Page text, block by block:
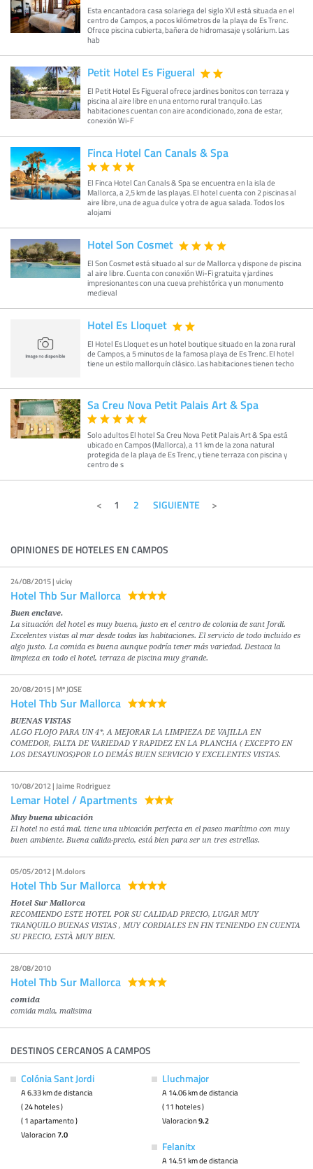
Esta encantadora casa solariega del siglo XVI está situada en el
centro de Campos, a pocos kilómetros de la playa de Es Trenc.
Ofrece piscina cubierta, bañera de hidromasaje y solárium. Las
hab
Petit Hotel Es Figueral
El Petit Hotel Es Figueral ofrece jardines bonitos con terraza y
piscina al aire libre en una entorno rural tranquilo. Las
habitaciones cuentan con aire acondicionado, zona de estar,
conexión Wi-F
Finca Hotel Can Canals & Spa
El Finca Hotel Can Canals & Spa se encuentra en la isla de
Mallorca, a 2,5 km de las playas. El hotel cuenta con 2 piscinas al
aire libre, una de agua dulce y otra de agua salada. Todos los
alojami
Hotel Son Cosmet
El Son Cosmet está situado al sur de Mallorca y dispone de piscina
al aire libre. Cuenta con conexión Wi-Fi gratuita y jardines
impresionantes con una cueva prehistórica y un monumento
medieval
Hotel Es Lloquet
El Hotel Es Lloquet es un hotel boutique situado en la zona rural
de Campos, a 5 minutos de la famosa playa de Es Trenc. El hotel
tiene un estilo mallorquín clásico. Las habitaciones tienen techo
Sa Creu Nova Petit Palais Art & Spa
Solo adultos El hotel Sa Creu Nova Petit Palais Art & Spa está
ubicado en Campos (Mallorca), a 11 km de la zona natural
protegida de la playa de Es Trenc, y tiene terraza con piscina y
centro de s
1 2 SIGUIENTE
OPINIONES DE HOTELES EN CAMPOS
24/08/2015 | vicky
Hotel Thb Sur Mallorca
Buen enclave.
La situación del hotel es muy buena, justo en el centro de colonia de sant Jordi.
Excelentes vistas al mar desde todas las habitaciones. El servicio de todo incluido es
algo justo. La comida es buena aunque podría tener más variedad. Destaca la
limpieza en todo el hotel, terraza de piscina muy grande.
20/08/2015 | Mº JOSE
Hotel Thb Sur Mallorca
BUENAS VISTAS
ALGO FLOJO PARA UN 4*, A MEJORAR LA LIMPIEZA DE VAJILLA EN
COMEDOR, FALTA DE VARIEDAD Y RAPIDEZ EN LA PLANCHA ( EXCEPTO EN
LOS DESAYUNOS)POR LO DEMÁS BUEN SERVICIO Y EXCELENTES VISTAS.
10/08/2012 | Jaime Rodriguez
Lemar Hotel / Apartments
Muy buena ubicación
El hotel no está mal, tiene una ubicación perfecta en el paseo marítimo con muy
buen ambiente. Buena calida-precio, está bien para ser un tres estrellas.
05/05/2012 | M.dolors
Hotel Thb Sur Mallorca
Hotel Sur Mallorca
RECOMIENDO ESTE HOTEL POR SU CALIDAD PRECIO, LUGAR MUY
TRANQUILO BUENAS VISTAS , MUY CORDIALES EN FIN TENIENDO EN CUENTA
SU PRECIO, ESTÀ MUY BIEN.
28/08/2010
Hotel Thb Sur Mallorca
comida
comida mala, malisima
DESTINOS CERCANOS A CAMPOS
Colónia Sant Jordi
A 6.33 km de distancia
( 24 hoteles )
( 1 apartamento )
Valoracion7.0
Lluchmajor
A 14.06 km de distancia
( 11 hoteles )
Valoracion9.2
Felanitx
A 14.51 km de distancia